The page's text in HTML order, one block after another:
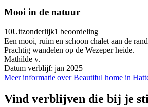
Mooi in de natuur
10Uitzonderlijk1 beoordeling
Een mooi, ruim en schoon chalet aan de
Prachtig wandelen op de Wezeper heide.
Mathilde v.
Datum verblijf: jan 2025
Meer informatie over Beautiful home in
Vind verblijven die bij je